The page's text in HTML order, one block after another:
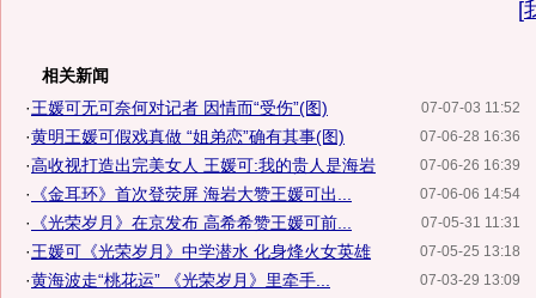
[
相关新闻
07-07-03 11:52
·王媛可无可奈何对记者 因情而“受伤”(图)
07-06-28 16:36
·黄明王媛可假戏真做 “姐弟恋”确有其事(图)
07-06-26 16:39
·高收视打造出完美女人 王媛可:我的贵人是海岩
07-06-06 14:54
· 《金耳环》首次登荧屏 海岩大赞王媛可出...
07-05-31 11:31
· 《光荣岁月》在京发布 高希希赞王媛可前...
07-05-25 13:18
·王媛可《光荣岁月》中学潜水 化身烽火女英雄
07-03-29 13:09
·黄海波走“桃花运” 《光荣岁月》里牵手...